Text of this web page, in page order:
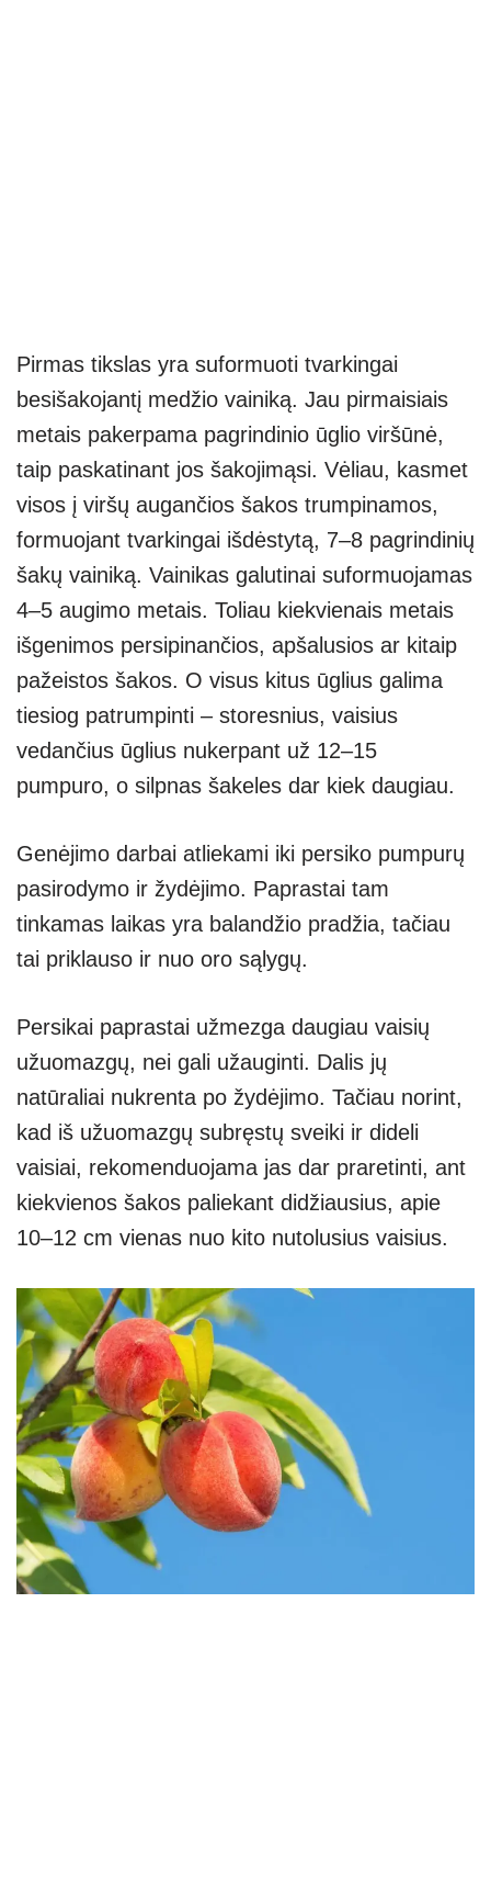
Pirmas tikslas yra suformuoti tvarkingai
besišakojantį medžio vainiką. Jau pirmaisiais
metais pakerpama pagrindinio ūglio viršūnė,
taip paskatinant jos šakojimąsi. Vėliau, kasmet
visos į viršų augančios šakos trumpinamos,
formuojant tvarkingai išdėstytą, 7–8 pagrindinių
šakų vainiką. Vainikas galutinai suformuojamas
4–5 augimo metais. Toliau kiekvienais metais
išgenimos persipinančios, apšalusios ar kitaip
pažeistos šakos. O visus kitus ūglius galima
tiesiog patrumpinti – storesnius, vaisius
vedančius ūglius nukerpant už 12–15
pumpuro, o silpnas šakeles dar kiek daugiau.
Genėjimo darbai atliekami iki persiko pumpurų
pasirodymo ir žydėjimo. Paprastai tam
tinkamas laikas yra balandžio pradžia, tačiau
tai priklauso ir nuo oro sąlygų.
Persikai paprastai užmezga daugiau vaisių
užuomazgų, nei gali užauginti. Dalis jų
natūraliai nukrenta po žydėjimo. Tačiau norint,
kad iš užuomazgų subręstų sveiki ir dideli
vaisiai, rekomenduojama jas dar praretinti, ant
kiekvienos šakos paliekant didžiausius, apie
10–12 cm vienas nuo kito nutolusius vaisius.